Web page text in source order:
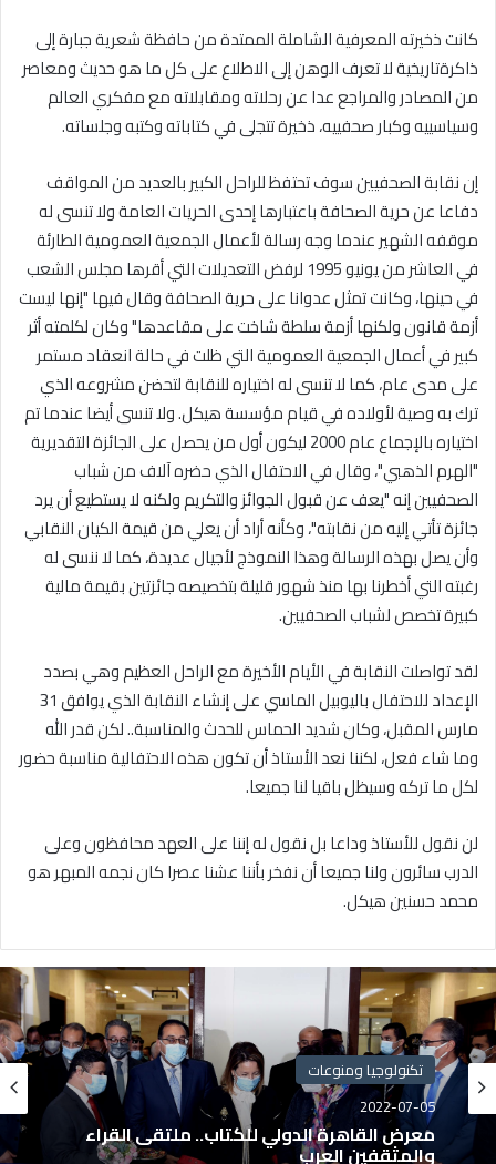
كانت ذخيرته المعرفية الشاملة الممتدة من حافظة شعرية جبارة إلى
ذاكرةتاريخية لا تعرف الوهن إلى الاطلاع على كل ما هو حديث ومعاصر
من المصادر والمراجع عدا عن رحلاته ومقابلاته مع مفكري العالم
وسياسييه وكبار صحفييه، ذخيرة تتجلى في كتاباته وكتبه وجلساته.
إن نقابة الصحفيين سوف تحتفظ للراحل الكبير بالعديد من المواقف
دفاعا عن حرية الصحافة باعتبارها إحدى الحريات العامة ولا تنسى له
موقفه الشهير عندما وجه رسالة لأعمال الجمعية العمومية الطارئة
في العاشر من يونيو 1995 لرفض التعديلات التي أقرها مجلس الشعب
في حينها، وكانت تمثل عدوانا على حرية الصحافة وقال فيها "إنها ليست
أزمة قانون ولكنها أزمة سلطة شاخت على مقاعدها" وكان لكلمته أثر
كبير في أعمال الجمعية العمومية التي ظلت في حالة انعقاد مستمر
على مدى عام، كما لا تنسى له اختياره للنقابة لتحضن مشروعه الذي
ترك به وصية لأولاده في قيام مؤسسة هيكل. ولا تنسى أيضا عندما تم
اختياره بالإجماع عام 2000 ليكون أول من يحصل على الجائزة التقديرية
"الهرم الذهبي"، وقال في الاحتفال الذي حضره آلاف من شباب
الصحفيين إنه "يعف عن قبول الجوائز والتكريم ولكنه لا يستطيع أن يرد
جائزة تأتي إليه من نقابته"، وكأنه أراد أن يعلي من قيمة الكيان النقابي
وأن يصل بهذه الرسالة وهذا النموذج لأجيال عديدة، كما لا ننسى له
رغبته التي أخطرنا بها منذ شهور قليلة بتخصيصه جائزتين بقيمة مالية
كبيرة تخصص لشباب الصحفيين.
لقد تواصلت النقابة في الأيام الأخيرة مع الراحل العظيم وهي بصدد
الإعداد للاحتفال باليوبيل الماسي على إنشاء النقابة الذي يوافق 31
مارس المقبل، وكان شديد الحماس للحدث والمناسبة.. لكن قدر الله
وما شاء فعل، لكننا نعد الأستاذ أن تكون هذه الاحتفالية مناسبة حضور
لكل ما تركه وسيظل باقيا لنا جميعا.
لن نقول للأستاذ وداعا بل نقول له إننا على العهد محافظون وعلى
الدرب سائرون ولنا جميعا أن نفخر بأننا عشنا عصرا كان نجمه المبهر هو
محمد حسنين هيكل.
تكنولوجيا ومنوعات
2022-07-05
معرض القاهرة الدولي للكتاب.. ملتقى القراء
والمثقفين العرب